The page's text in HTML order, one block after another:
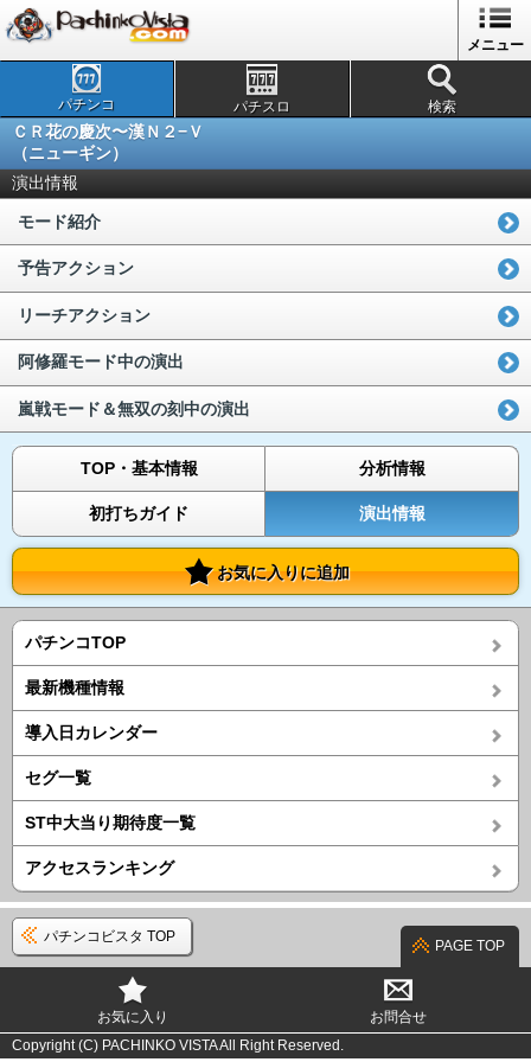
メニュー
パチンコ パチスロ 検索
ＣＲ花の慶次〜漢Ｎ２−Ｖ
（ニューギン）
演出情報
モード紹介
予告アクション
リーチアクション
阿修羅モード中の演出
嵐戦モード＆無双の刻中の演出
TOP・基本情報 分析情報
初打ちガイド 演出情報
お気に入りに追加
パチンコTOP
最新機種情報
導入日カレンダー
セグ一覧
ST中大当り期待度一覧
アクセスランキング
パチンコビスタ TOP
PAGE TOP
お気に入り
お問合せ
Copyright (C) PACHINKO VISTA All Right Reserved.